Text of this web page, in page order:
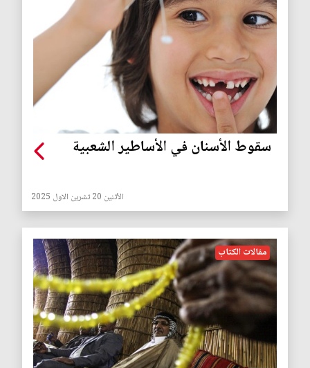
سقوط الأسنان في الأساطير الشعبية
الأثنين 20 تشرين الاول 2025
مقالات الكتاب